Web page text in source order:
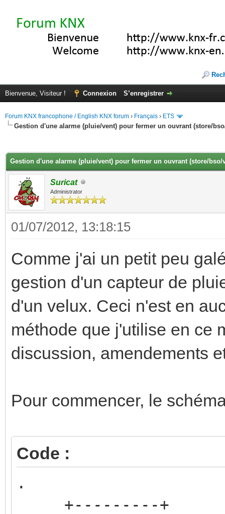
Bienvenue, Visiteur ! Connexion S’enregistrer
Forum KNX francophone / English KNX forum › Français › ETS
Gestion d'une alarme (pluie/vent) pour fermer un ouvrant (store/
Gestion d'une alarme (pluie/vent) pour fermer un ouvrant (store/bso/
Suricat
Administrator
01/07/2012, 13:18:15
Comme j'ai un petit peu
gestion d'un capteur de
d'un velux. Ceci n'est en
méthode que j'utilise en ce
discussion, amendements
Pour commencer, le
Code :
.
+---------+